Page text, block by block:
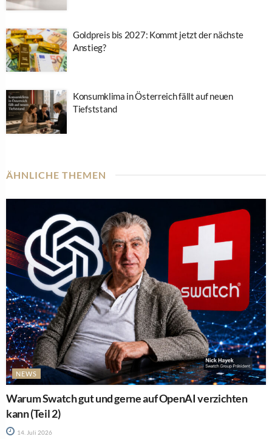
Goldpreis bis 2027: Kommt jetzt der nächste
Anstieg?
Konsumklima in Österreich fällt auf neuen
Tiefststand
ÄHNLICHE THEMEN
NEWS
Warum Swatch gut und gerne auf OpenAI verzichten
kann (Teil 2)
14. Juli 2026